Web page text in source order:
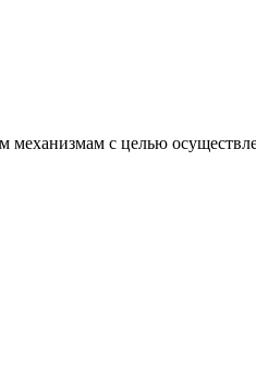
механизмам с целью